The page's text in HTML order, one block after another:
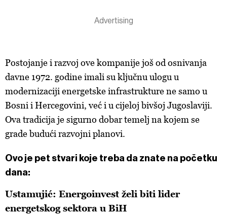
Postojanje i razvoj ove kompanije još od osnivanja
davne 1972. godine imali su ključnu ulogu u
modernizaciji energetske infrastrukture ne samo u
Bosni i Hercegovini, već i u cijeloj bivšoj Jugoslaviji.
Ova tradicija je sigurno dobar temelj na kojem se
grade budući razvojni planovi.
Ovo je pet stvari koje treba da znate na početku
dana:
Ustamujić: Energoinvest želi biti lider
energetskog sektora u BiH